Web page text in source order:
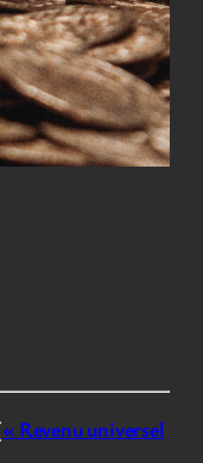
« Revenu universel